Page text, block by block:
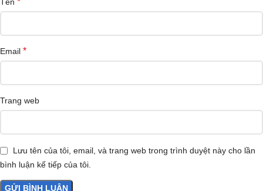
Email *
Trang web
Lưu tên của tôi, email, và trang web trong trình duyệt này cho lần
bình luận kế tiếp của tôi.